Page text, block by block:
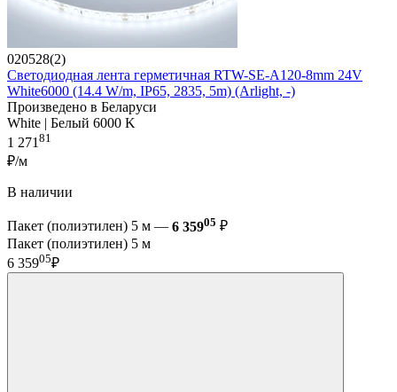
020528(2)
Светодиодная лента герметичная RTW-SE-A120-8mm 24V
White6000 (14.4 W/m, IP65, 2835, 5m) (Arlight, -)
Произведено в Беларуси
White | Белый 6000 K
1 271 81
₽/м
В наличии
Пакет (полиэтилен) 5 м — 6 35905 ₽
Пакет (полиэтилен) 5 м
6 35905₽